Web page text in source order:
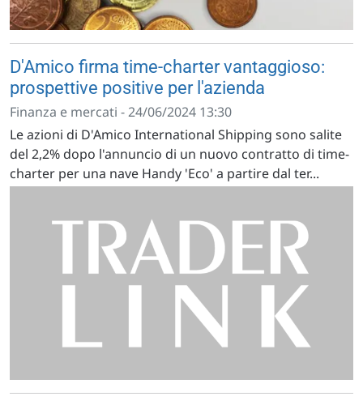
D'Amico firma time-charter vantaggioso:
prospettive positive per l'azienda
Finanza e mercati - 24/06/2024 13:30
Le azioni di D'Amico International Shipping sono salite
del 2,2% dopo l'annuncio di un nuovo contratto di time-
charter per una nave Handy 'Eco' a partire dal ter...